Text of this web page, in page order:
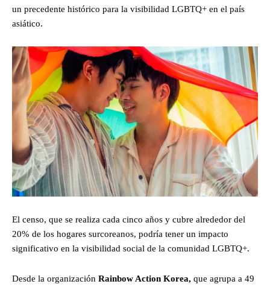
un precedente histórico para la visibilidad LGBTQ+ en el país
asiático.
El censo, que se realiza cada cinco años y cubre alrededor del
20% de los hogares surcoreanos, podría tener un impacto
significativo en la visibilidad social de la comunidad LGBTQ+.
Desde la organización Rainbow Action Korea, que agrupa a 49